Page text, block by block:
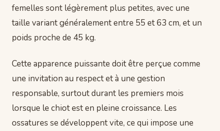
femelles sont légèrement plus petites, avec une
taille variant généralement entre 55 et 63 cm, et un
poids proche de 45 kg.
Cette apparence puissante doit être perçue comme
une invitation au respect et à une gestion
responsable, surtout durant les premiers mois
lorsque le chiot est en pleine croissance. Les
ossatures se développent vite, ce qui impose une